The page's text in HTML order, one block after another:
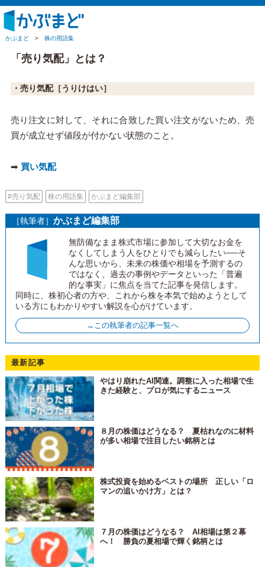
かぶまど > 株の用語集
「売り気配」とは？
・売り気配［うりけはい］
売り注文に対して、それに合致した買い注文がないため、売
買が成立せず値段が付かない状態のこと。
➡ 買い気配
#売り気配 株の用語集 かぶまど編集部
［執筆者］ かぶまど編集部
無防備なまま株式市場に参加して大切なお金を
なくしてしまう人をひとりでも減らしたい──そ
んな思いから、未来の株価や相場を予測するの
ではなく、過去の事例やデータといった「普遍
的な事実」に焦点を当てた記事を発信します。
同時に、株初心者の方や、これから株を本気で始めようとして
いる方にもわかりやすい解説を心がけています。
→この執筆者の記事一覧へ
最新記事
やはり崩れたAI関連。調整に入った相場で生
きた経験と、プロが気にするニュース
８月の株価はどうなる？ 夏枯れなのに材料
が多い相場で注目したい銘柄とは
株式投資を始めるベストの場所 正しい「ロ
マンの追いかけ方」とは？
７月の株価はどうなる？ AI相場は第２幕
へ！ 勝負の夏相場で輝く銘柄とは